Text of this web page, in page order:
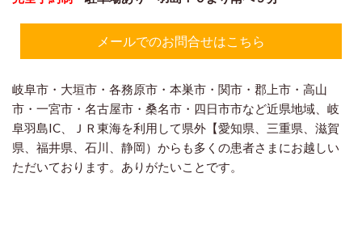
メールでのお問合せはこちら
岐阜市・大垣市・各務原市・本巣市・関市・郡上市・高山
市・一宮市・名古屋市・桑名市・四日市市など近県地域、岐
阜羽島IC、ＪＲ東海を利用して県外【愛知県、三重県、滋賀
県、福井県、石川、静岡）からも多くの患者さまにお越しい
ただいております。ありがたいことです。